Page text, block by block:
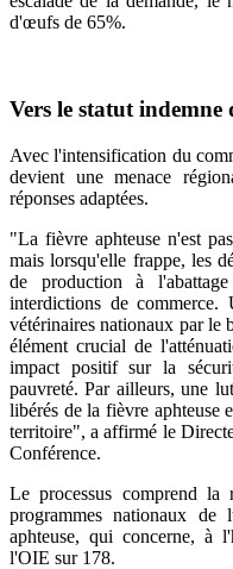
d'œufs de 65%.
Vers le statut indemne
Avec l'intensification du
devient une menace
réponses adaptées.
"La fièvre aphteuse n'est
mais lorsqu'elle frappe, les
de production à
interdictions de commerce.
vétérinaires nationaux par le
élément crucial de
impact positif sur la
pauvreté. Par ailleurs, une
libérés de la fièvre aphteuse
territoire", a affirmé le
Conférence.
Le processus comprend la
programmes nationaux
aphteuse, qui concerne, à
l'OIE sur 178.